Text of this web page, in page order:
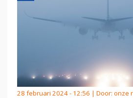
28 februari 2024 - 12:56 | Door: onze